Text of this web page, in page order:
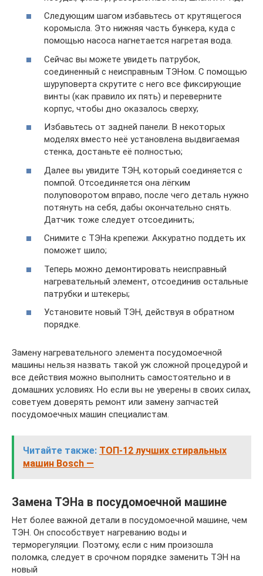
Следующим шагом избавьтесь от крутящегося
коромысла. Это нижняя часть бункера, куда с
помощью насоса нагнетается нагретая вода.
Сейчас вы можете увидеть патрубок,
соединенный с неисправным ТЭНом. С помощью
шуруповерта скрутите с него все фиксирующие
винты (как правило их пять) и переверните
корпус, чтобы дно оказалось сверху;
Избавьтесь от задней панели. В некоторых
моделях вместо неё установлена выдвигаемая
стенка, достаньте её полностью;
Далее вы увидите ТЭН, который соединяется с
помпой. Отсоединяется она лёгким
полуповоротом вправо, после чего деталь нужно
потянуть на себя, дабы окончательно снять.
Датчик тоже следует отсоединить;
Снимите с ТЭНа крепежи. Аккуратно поддеть их
поможет шило;
Теперь можно демонтировать неисправный
нагревательный элемент, отсоединив остальные
патрубки и штекеры;
Установите новый ТЭН, действуя в обратном
порядке.
Замену нагревательного элемента посудомоечной
машины нельзя назвать такой уж сложной процедурой и
все действия можно выполнить самостоятельно и в
домашних условиях. Но если вы не уверены в своих силах,
советуем доверять ремонт или замену запчастей
посудомоечных машин специалистам.
Читайте также: ТОП-12 лучших стиральных
машин Bosch —
Замена ТЭНа в посудомоечной машине
Нет более важной детали в посудомоечной машине, чем
ТЭН. Он способствует нагреванию воды и
терморегуляции. Поэтому, если с ним произошла
поломка, следует в срочном порядке заменить ТЭН на
новый